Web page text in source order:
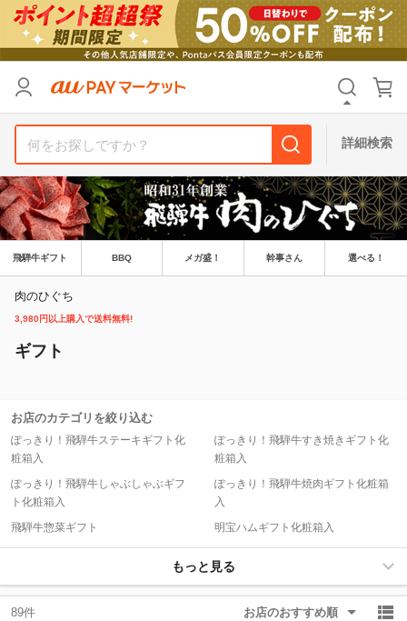
詳細検索
飛騨牛ギフト BBQ メガ盛！ 幹事さん 選べる！
肉のひぐち
3,980円以上購入で送料無料!
ギフト
お店のカテゴリを絞り込む
ぽっきり！飛騨牛ステーキギフト化
粧箱入
ぽっきり！飛騨牛すき焼きギフト化
粧箱入
ぽっきり！飛騨牛しゃぶしゃぶギフ
ト化粧箱入
ぽっきり！飛騨牛焼肉ギフト化粧箱
入
飛騨牛惣菜ギフト
明宝ハムギフト化粧箱入
もっと見る
89件 お店のおすすめ順
支払い方法
その他の条件
送料無料 タイムセール
Pontaパス特典対象すべて
除外ワード
リセット
支払い方法
その他の条件
送料無料 タイムセール
Pontaパス特典対象すべて
除外ワード